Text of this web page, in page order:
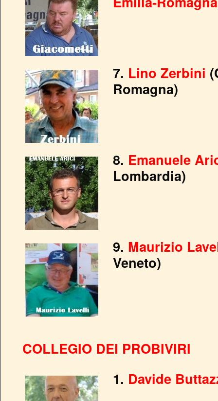
7. Lino Zerbini
Romagna)
8. Emanuele
Lombardia)
9. Maurizio
Veneto)
COLLEGIO DEI PROBIVIRI
1. Davide